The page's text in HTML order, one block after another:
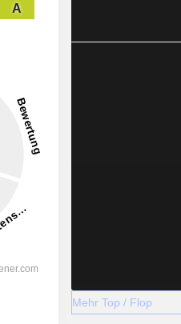
A
Mehr Top / Flop